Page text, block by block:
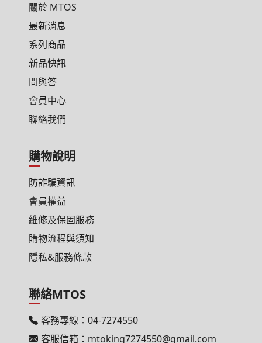
關於 MTOS
最新消息
系列商品
新品快訊
問與答
會員中心
聯絡我們
購物說明
防詐騙資訊
會員權益
維修及保固服務
購物流程與須知
隱私&服務條款
聯絡MTOS
客務專線：04-7274550
客服信箱： mtoking7274550@gmail.com